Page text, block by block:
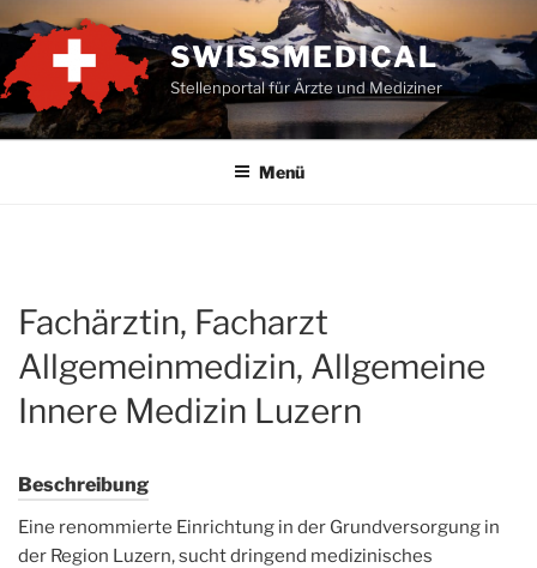
Inhalt
springen
SWISSMEDICAL
Stellenportal für Ärzte und Mediziner
Menü
Fachärztin, Facharzt
Allgemeinmedizin, Allgemeine
Innere Medizin Luzern
Beschreibung
Eine renommierte Einrichtung in der Grundversorgung in
der Region Luzern, sucht dringend medizinisches